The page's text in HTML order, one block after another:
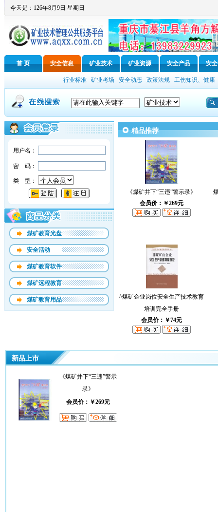
今天是：126年8月9日 星期日
首 页 安全信息 矿业技术 矿业资源 安全产品 安
行业标准 矿业考场 安全动态 政策法规 工伤知识、健康
用户名：
密 码：
类 型：
煤矿教育光盘
安全活动
煤矿教育软件
煤矿远程教育
煤矿教育用品
精品推荐
《煤矿井下“三违”警示录》
会员价：￥269元
^煤矿企业岗位安全生产技术教育
培训完全手册
会员价：￥74元
新品
《煤矿井下“三违”警示
录》
会员价：￥269元